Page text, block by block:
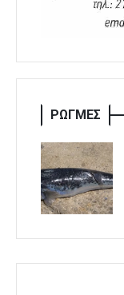
ΡΩΓΜΕΣ